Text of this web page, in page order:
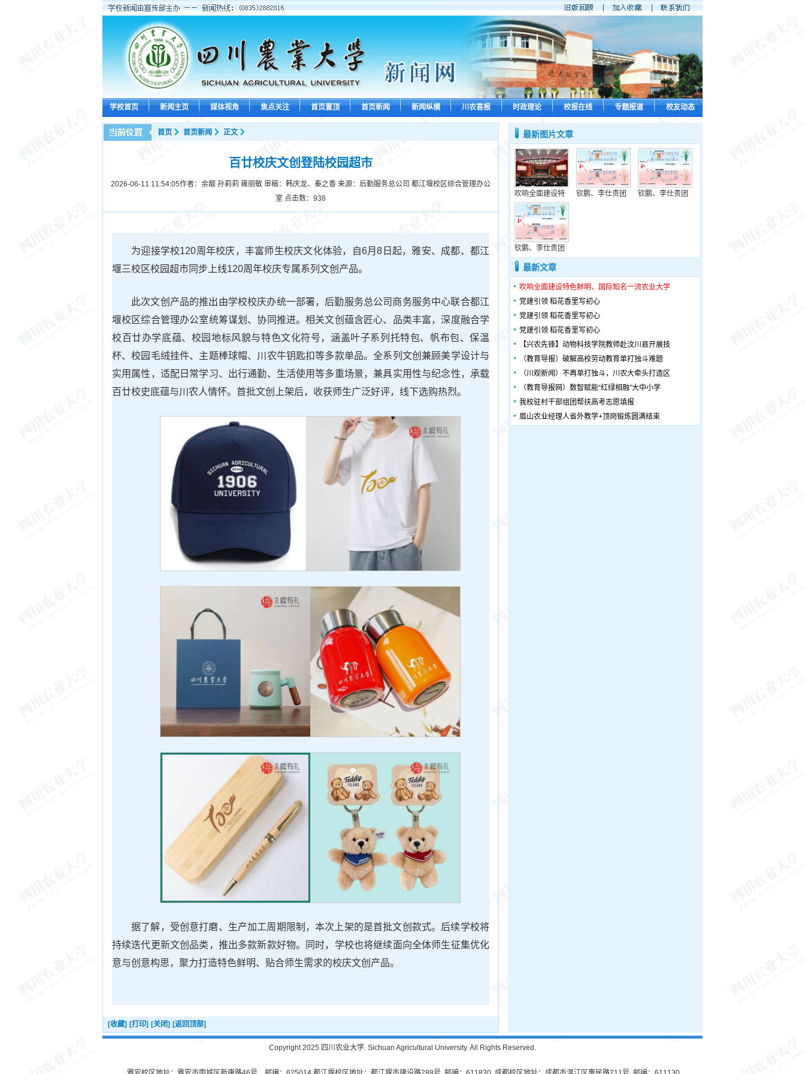
学校首页 新闻主页 媒体视角 焦点关注 首页置顶 首页新闻 新闻纵横 川农喜报 时政理论 校报在线 专题报道 校友动态
首页 首页新闻 正文
百廿校庆文创登陆校园超市
2026-06-11 11:54:05作者：余靓 孙莉莉 雍丽敏 审稿：韩庆龙、秦之香 来源：后勤服务总公司 都江堰校区综合管理办公
室 点击数： 938
为迎接学校120周年校庆，丰富师生校庆文化体验，自6月8日起，雅安、成都、都江
堰三校区校园超市同步上线120周年校庆专属系列文创产品。
此次文创产品的推出由学校校庆办统一部署，后勤服务总公司商务服务中心联合都江
堰校区综合管理办公室统筹谋划、协同推进。相关文创蕴含匠心、品类丰富，深度融合学
校百廿办学底蕴、校园地标风貌与特色文化符号，涵盖叶子系列托特包、帆布包、保温
杯、校园毛绒挂件、主题棒球帽、川农牛钥匙扣等多款单品。全系列文创兼顾美学设计与
实用属性，适配日常学习、出行通勤、生活使用等多重场景，兼具实用性与纪念性，承载
百廿校史底蕴与川农人情怀。首批文创上架后，收获师生广泛好评，线下选购热烈。
据了解，受创意打磨、生产加工周期限制，本次上架的是首批文创款式。后续学校将
持续迭代更新文创品类，推出多款新款好物。同时，学校也将继续面向全体师生征集优化
意与创意构思，聚力打造特色鲜明、贴合师生需求的校庆文创产品。
[收藏] [打印] [关闭] [返回顶部]
最新图片文章
吹响全面建设特 钦鹏、李仕贵团 钦鹏、李仕贵团
钦鹏、李仕贵团
最新文章
吹响全面建设特色鲜明、国际知名一流农业大学
党建引领 稻花香里写初心
党建引领 稻花香里写初心
党建引领 稻花香里写初心
【兴农先锋】动物科技学院教师赴汶川县开展技
（教育导报）破解高校劳动教育单打独斗难题
（川观新闻）不再单打独斗，川农大牵头打造区
（教育导报网）数智赋能“红绿相融”大中小学
我校驻村干部组团帮扶高考志愿填报
眉山农业经理人省外教学+顶岗锻炼圆满结束
Copyright 2025 四川农业大学. Sichuan Agricultural University. All Rights Reserved.